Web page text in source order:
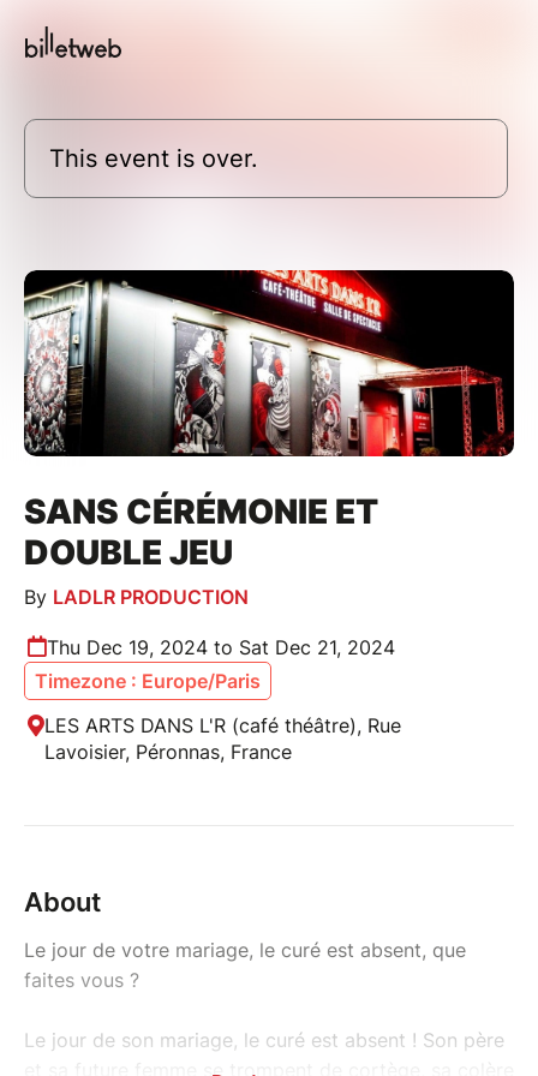
This event is over.
SANS CÉRÉMONIE ET
DOUBLE JEU
By LADLR PRODUCTION
Thu Dec 19, 2024 to Sat Dec 21, 2024
Timezone : Europe/Paris
LES ARTS DANS L'R (café théâtre), Rue
Lavoisier, Péronnas, France
About
Le jour de votre mariage, le curé est absent, que
faites vous ?
Le jour de son mariage, le curé est absent ! Son père
et sa future femme se trompent de cortège, sa colère